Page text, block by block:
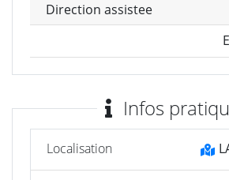
Direction assistee
Infos
Localisation